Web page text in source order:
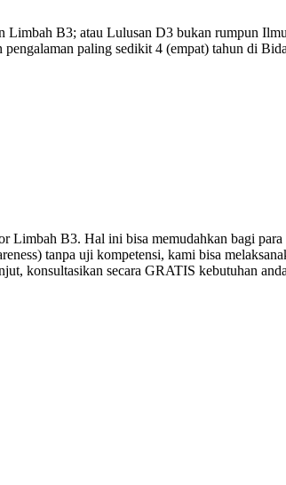
Limbah B3; atau Lulusan D3 bukan rumpun
paling sedikit 4 (empat) tahun di
Limbah B3. Hal ini bisa memudahkan bagi para
tanpa uji kompetensi, kami bisa
konsultasikan secara GRATIS kebutuhan